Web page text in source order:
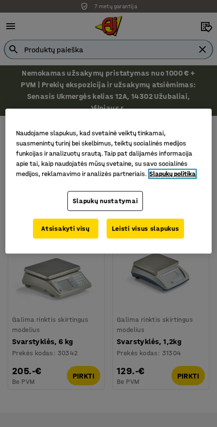
7 metų garantija
Nemokamas užsakymų pristatymas nuo 1000 € +
PVM | Prekių ekspozicija ir užsakymų atsiėmimas:
Senasis Ukmergės kelias 12A, 14302 Užubaliai,
Vilniaus r.
Skaičiavimo svarstyklės
Galima rinktis skirtingus
modelius
Svarstyklės, 6 kg
Prekės kodas : 30342
205.-€
Be PVM
PIRKTI
Galima rinktis skirtingus
modelius
Svarstyklės, 1,2kg
Prekės kodas : 31304
129.-€
Be PVM
PIRKTI
Naudojame slapukus, kad svetainė veiktų tinkamai,
suasmenintų turinį bei skelbimus, teiktų socialinės medijos
funkcijas ir analizuotų srautą. Taip pat dalijamės informacija
apie tai, kaip naudojatės mūsų svetaine, su savo socialinės
medijos, reklamavimo ir analizės partneriais. Slapukų politika
Slapukų nustatymai
Atsisakyti visų Leisti visus slapukus